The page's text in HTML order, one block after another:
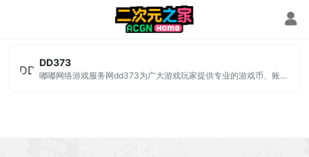
DD373
嘟嘟网络游戏服务网dd373为广大游戏玩家提供专业的游戏币、账号、装备、点券等交易服务，是国内专业安全便捷的游戏交易平台，游戏交易就上dd373.com！